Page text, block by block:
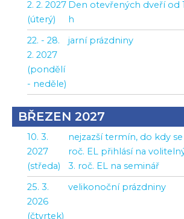
2. 2. 2027
(úterý)
Den otevřených dveří od
h
22. - 28.
2. 2027
(pondělí
- neděle)
jarní prázdniny
BŘEZEN 2027
10. 3.
2027
(středa)
nejzazší termín, do kdy se
roč. EL přihlásí na
3. roč. EL na seminář
25. 3.
2026
(čtvrtek)
velikonoční prázdniny